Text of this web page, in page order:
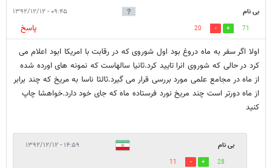
بی نام ۰۹:۴۵ - ۱۳۹۲/۱۲/۱۲
71
20
پاسخ
اولا اگر سفر به ماه دروغ بود اول شوروی که در رقابت با امریکا ابود اعلام می
کرد در حالی که شوروی انرا تایید کرد.ثانیا سالهاست که نمونه های اورده شده
از ماه در مجامع علمی مورد بررسی قرار می گیرد.ثالثا ناسا به مریخ که چند برابر
از ماه دورتر است چند مریخ نورد فرستاده ماه که جای خود دارد.خواهشا چاپ
کنید
بی نام ۱۴:۵۹ - ۱۳۹۲/۱۲/۱۲
28
11